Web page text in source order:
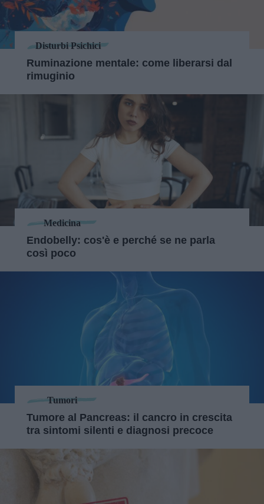
Disturbi Psichici
Ruminazione mentale: come liberarsi dal
rimuginio
Medicina
Endobelly: cos'è e perché se ne parla
così poco
Tumori
Tumore al Pancreas: il cancro in crescita
tra sintomi silenti e diagnosi precoce